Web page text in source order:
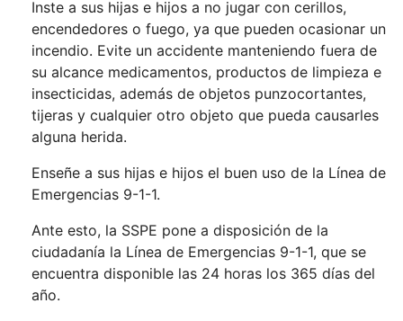
Inste a sus hijas e hijos a no jugar con cerillos,
encendedores o fuego, ya que pueden ocasionar un
incendio. Evite un accidente manteniendo fuera de
su alcance medicamentos, productos de limpieza e
insecticidas, además de objetos punzocortantes,
tijeras y cualquier otro objeto que pueda causarles
alguna herida.
Enseñe a sus hijas e hijos el buen uso de la Línea de
Emergencias 9-1-1.
Ante esto, la SSPE pone a disposición de la
ciudadanía la Línea de Emergencias 9-1-1, que se
encuentra disponible las 24 horas los 365 días del
año.